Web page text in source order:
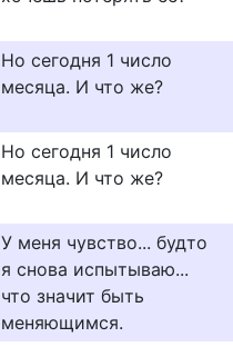
Но сегодня 1 число
месяца. И что же?
Но сегодня 1 число
месяца. И что же?
У меня чувство... будто
я снова испытываю...
что значит быть
меняющимся.